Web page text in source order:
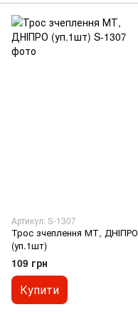
Артикул: S-1307
Трос зчеплення МТ, ДНІПРО
(уп.1шт)
109 грн
Купити